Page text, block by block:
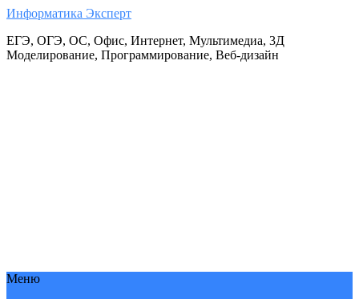
Информатика Эксперт
ЕГЭ, ОГЭ, ОС, Офис, Интернет, Мультимедиа, 3Д
Моделирование, Программирование, Веб-дизайн
Меню